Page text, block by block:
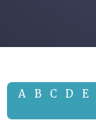
A B C D E